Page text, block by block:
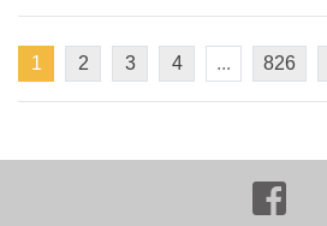
1 2 3 4 ... 826